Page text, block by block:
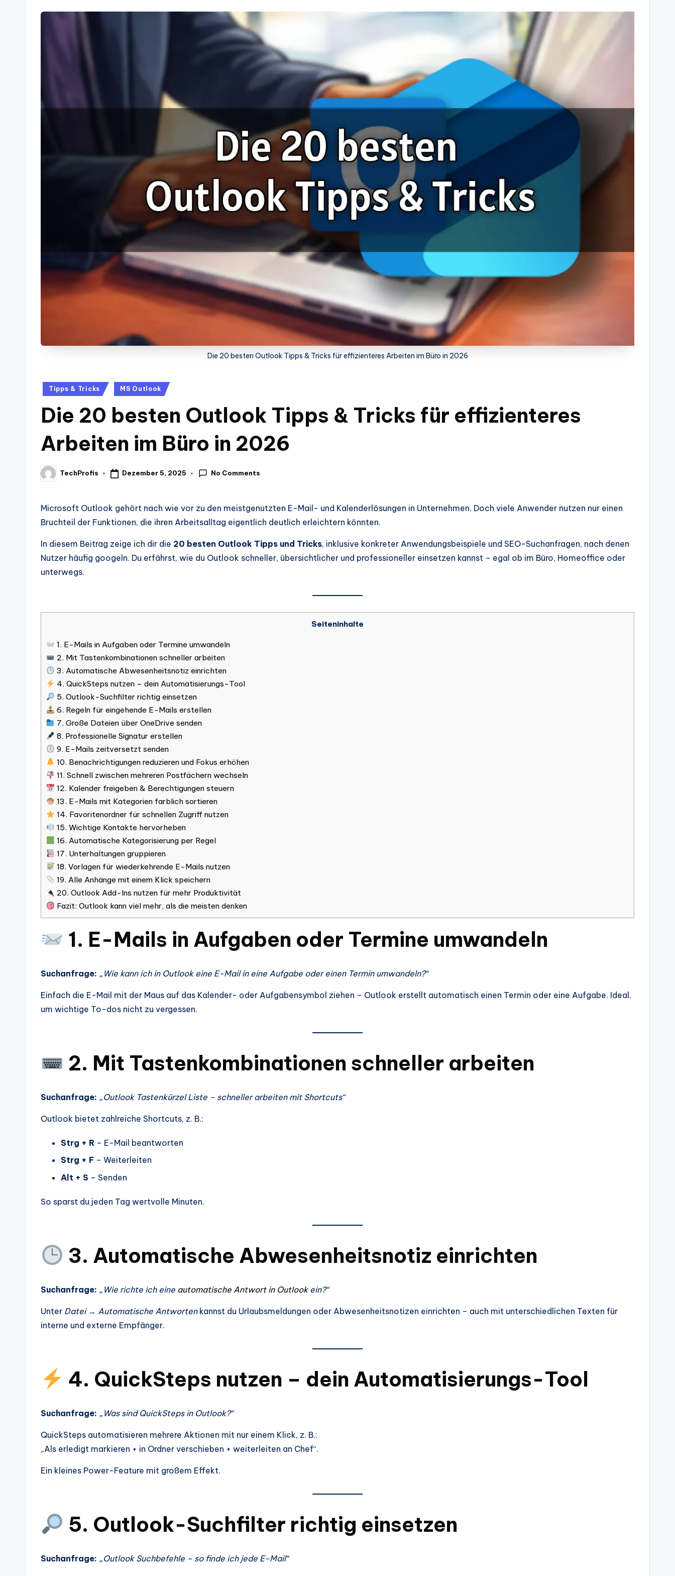
Berichte
Die 20 besten Outlook Tipps & Tricks für effizienteres Arbeiten im Büro in 2026
Posted
Tipps & Tricks MS Outlook
Die 20 besten Outlook Tipps & Tricks für effizienteres
Arbeiten im Büro in 2026
Posted
by
TechProfis Dezember 5, 2025 No Comments
Microsoft Outlook gehört nach wie vor zu den meistgenutzten E-Mail- und Kalenderlösungen in Unternehmen. Doch viele Anwender nutzen nur einen
Bruchteil der Funktionen, die ihren Arbeitsalltag eigentlich deutlich erleichtern könnten.
In diesem Beitrag zeige ich dir die 20 besten Outlook Tipps und Tricks, inklusive konkreter Anwendungsbeispiele und SEO-Suchanfragen, nach denen
Nutzer häufig googeln. Du erfährst, wie du Outlook schneller, übersichtlicher und professioneller einsetzen kannst – egal ob im Büro, Homeoffice oder
unterwegs.
Seiteninhalte
1. E-Mails in Aufgaben oder Termine umwandeln
2. Mit Tastenkombinationen schneller arbeiten
3. Automatische Abwesenheitsnotiz einrichten
4. QuickSteps nutzen – dein Automatisierungs-Tool
5. Outlook-Suchfilter richtig einsetzen
6. Regeln für eingehende E-Mails erstellen
7. Große Dateien über OneDrive senden
8. Professionelle Signatur erstellen
9. E-Mails zeitversetzt senden
10. Benachrichtigungen reduzieren und Fokus erhöhen
11. Schnell zwischen mehreren Postfächern wechseln
12. Kalender freigeben & Berechtigungen steuern
13. E-Mails mit Kategorien farblich sortieren
14. Favoritenordner für schnellen Zugriff nutzen
15. Wichtige Kontakte hervorheben
16. Automatische Kategorisierung per Regel
17. Unterhaltungen gruppieren
18. Vorlagen für wiederkehrende E-Mails nutzen
19. Alle Anhänge mit einem Klick speichern
20. Outlook Add-Ins nutzen für mehr Produktivität
Fazit: Outlook kann viel mehr, als die meisten denken
1. E-Mails in Aufgaben oder Termine umwandeln
Suchanfrage: „Wie kann ich in Outlook eine E-Mail in eine Aufgabe oder einen Termin umwandeln?“
Einfach die E-Mail mit der Maus auf das Kalender- oder Aufgabensymbol ziehen – Outlook erstellt automatisch einen Termin oder eine Aufgabe. Ideal,
um wichtige To-dos nicht zu vergessen.
2. Mit Tastenkombinationen schneller arbeiten
Suchanfrage: „Outlook Tastenkürzel Liste – schneller arbeiten mit Shortcuts“
Outlook bietet zahlreiche Shortcuts, z. B.:
Strg + R – E-Mail beantworten
Strg + F – Weiterleiten
Alt + S – Senden
So sparst du jeden Tag wertvolle Minuten.
3. Automatische Abwesenheitsnotiz einrichten
Suchanfrage: „Wie richte ich eine automatische Antwort in Outlookein?“
Unter Datei → Automatische Antwortenkannst du Urlaubsmeldungen oder Abwesenheitsnotizen einrichten – auch mit unterschiedlichen Texten für
interne und externe Empfänger.
4. QuickSteps nutzen – dein Automatisierungs-Tool
Suchanfrage: „Was sind QuickSteps in Outlook?“
QuickSteps automatisieren mehrere Aktionen mit nur einem Klick, z. B.:
„Als erledigt markieren + in Ordner verschieben + weiterleiten an Chef“.
Ein kleines Power-Feature mit großem Effekt.
5. Outlook-Suchfilter richtig einsetzen
Suchanfrage: „Outlook Suchbefehle – so finde ich jede E-Mail“